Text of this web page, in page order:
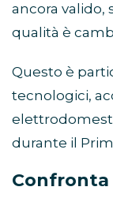
ancora valido,
qualità è
Questo è
tecnologici,
durante il